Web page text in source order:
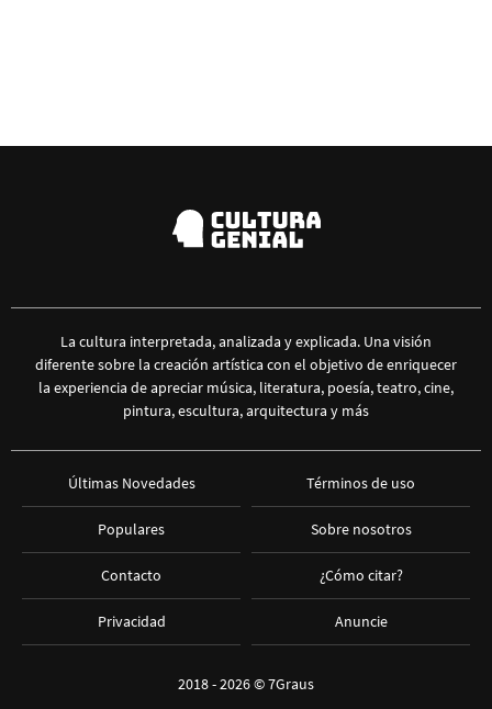
La cultura interpretada, analizada y explicada. Una visión
diferente sobre la creación artística con el objetivo de enriquecer
la experiencia de apreciar música, literatura, poesía, teatro, cine,
pintura, escultura, arquitectura y más
Últimas Novedades
Populares
Contacto
Privacidad
Términos de uso
Sobre nosotros
¿Cómo citar?
Anuncie
2018 - 2026 ©7Graus